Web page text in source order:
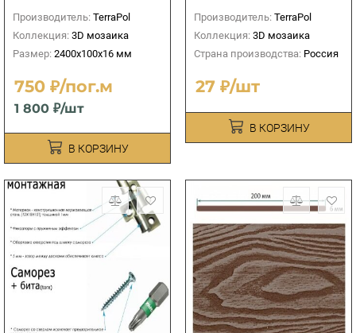
Производитель: TerraPol
Коллекция: 3D мозаика
Размер: 2400х100х16 мм
750 ₽/пог.м
1 800 ₽/шт
В КОРЗИНУ
Производитель: TerraPol
Коллекция: 3D мозаика
Страна производства: Россия
27 ₽/шт
В КОРЗИНУ